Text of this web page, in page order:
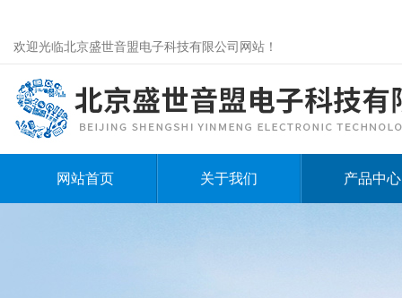
欢迎光临北京盛世音盟电子科技有限公司网站！
网站首页 关于我们 产品中心